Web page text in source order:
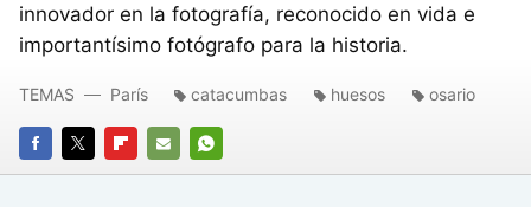
innovador en la fotografía, reconocido en vida e
importantísimo fotógrafo para la historia.
FACEBOOK
TWITTERFLIPBOARD
E-
WHATSAPP
TEMAS París catacumbas huesos osario